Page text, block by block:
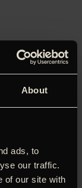
About
ads, to
our traffic.
of our site with
fra
værk, der
som
tidlig morgen
Hvad der
men
af en